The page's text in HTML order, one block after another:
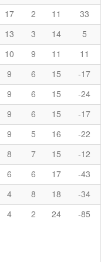
17 2 11
33
13 3 14
5
10 9 11
11
9 6 15
-17
9 6 15
-24
9 6 15
-17
9 5 16
-22
8 7 15
-12
6 6 17
-43
4 8 18
-34
4 2 24 -85